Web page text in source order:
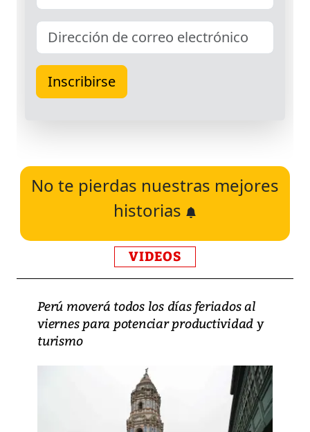
No te pierdas nuestras mejores
historias
VIDEOS
Perú moverá todos los días feriados al
viernes para potenciar productividad y
turismo